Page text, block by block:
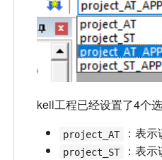
keil工程已经设置了4个选
project_AT ：表
project_ST
：表